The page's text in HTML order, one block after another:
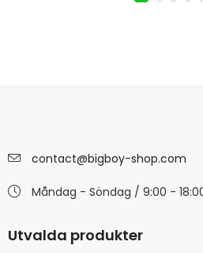
contact@bigboy-shop.com
Måndag - Söndag / 9:00 -
Utvalda produkter